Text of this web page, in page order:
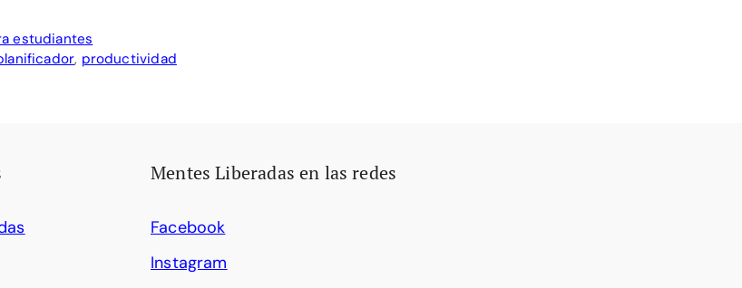
estudiantes
, productividad
Mentes Liberadas en las redes
Facebook
Instagram